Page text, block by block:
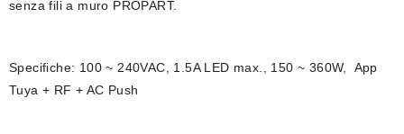
senza fili a muro PROPART.
Specifiche: 100 ~ 240VAC, 1.5A LED max., 150 ~ 360W, App
Tuya + RF + AC Push